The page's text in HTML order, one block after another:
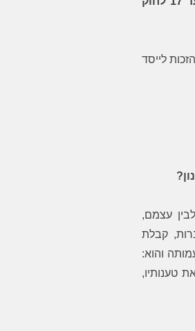
הזכות לייסד
עצמם,
קבלת
והוא:
טענותיו,